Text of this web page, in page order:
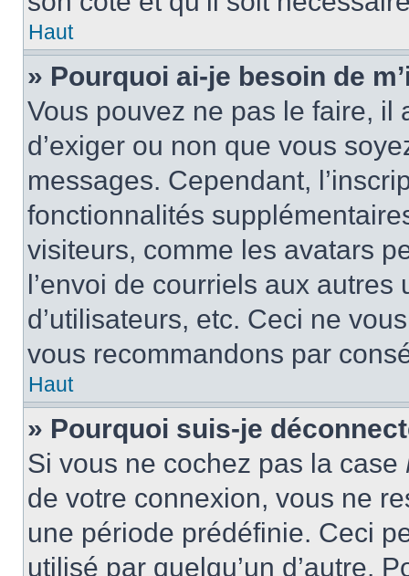
Haut
» Pourquoi ai-je besoin de
Vous pouvez ne pas le faire, il
d’exiger ou non que vous
messages. Cependant,
fonctionnalités
visiteurs, comme les avatars
l’envoi de courriels aux
d’utilisateurs, etc. Ceci ne
vous recommandons par
Haut
» Pourquoi suis-je
Si vous ne cochez pas la case
de votre connexion, vous ne
une période prédéfinie. Ceci
utilisé par quelqu’un d’autre.